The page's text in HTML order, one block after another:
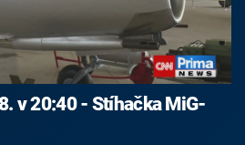
v 20:40 - Stíhačka MiG-